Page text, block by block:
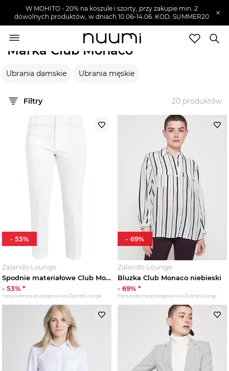
W MOHITO - 20% na koszule i szorty, przy zakupie min. 2
dowolnych produktów, w dniach 10.06–14.06. KOD: SUMMER20
×
Wyprzedaże
Marka Club Monaco
Ubrania damskie Ubrania męskie
Filtry 20 produktów
Zalando Lounge
Spodnie materiałowe Club Monaco nude
- 53% *
*cena widoczna po zalogowaniu w Zalando Lounge
- 53%
Zalando Lounge
Bluzka Club Monaco niebieski
- 69% *
*cena widoczna po zalogowaniu w Zalando Lounge
- 69%